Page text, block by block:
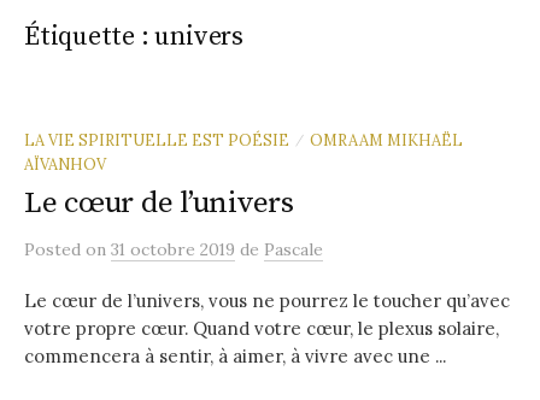
Étiquette :univers
LA VIE SPIRITUELLE EST POÉSIE / OMRAAM MIKHAËL
AÏVANHOV
Le cœur de l’univers
Posted on 31 octobre 2019 de Pascale
Le cœur de l’univers, vous ne pourrez le toucher qu’avec
votre propre cœur. Quand votre cœur, le plexus solaire,
commencera à sentir, à aimer, à vivre avec une ...